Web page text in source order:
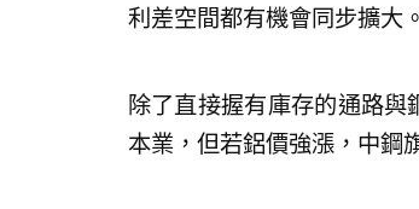
利差空間都有機會同步擴大。
除了直接握有庫存的通路
本業，但若鋁價強漲，中鋼